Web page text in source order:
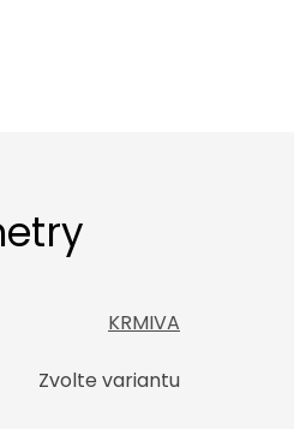
KRMIVA
Zvolte variantu